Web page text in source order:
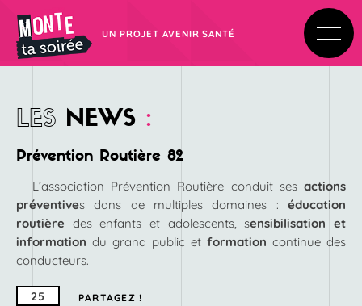
UN PROJET AVENIR SANTÉ
LES NEWS :
Prévention Routière 82
L’association Prévention Routière conduit ses actions
préventives dans de multiples domaines : éducation
routière des enfants et adolescents, sensibilisation et
information du grand public et formation continue des
conducteurs.
25 PARTAGEZ !